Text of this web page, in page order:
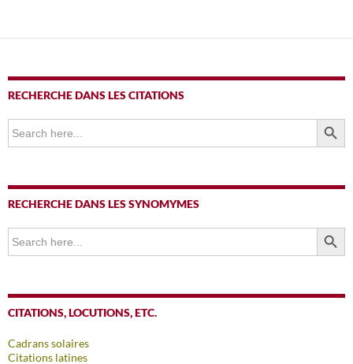
RECHERCHE DANS LES CITATIONS
Search
for:
SEARCH
RECHERCHE DANS LES SYNOMYMES
Search
for:
SEARCH
CITATIONS, LOCUTIONS, ETC.
Cadrans solaires
Citations latines